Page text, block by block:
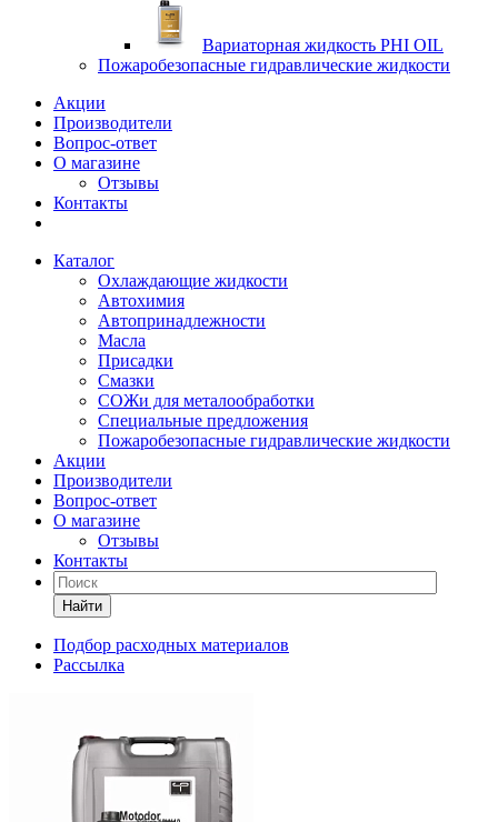
Вариаторная жидкость PHI OIL
Пожаробезопасные гидравлические жидкости
Акции
Производители
Вопрос-ответ
О магазине
Отзывы
Контакты
Каталог
Охлаждающие жидкости
Автохимия
Автопринадлежности
Масла
Присадки
Смазки
СОЖи для металообработки
Специальные предложения
Пожаробезопасные гидравлические жидкости
Акции
Производители
Вопрос-ответ
О магазине
Отзывы
Контакты
Найти
Подбор расходных материалов
Рассылка